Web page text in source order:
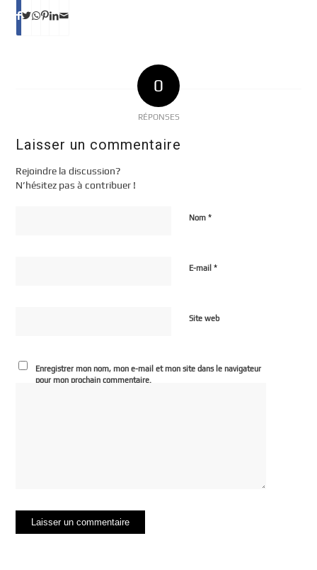
0
RÉPONSES
Laisser un commentaire
Rejoindre la discussion?
N’hésitez pas à contribuer !
Nom*
E-mail*
Site web
Enregistrer mon nom, mon e-mail et mon site dans le navigateur
pour mon prochain commentaire.